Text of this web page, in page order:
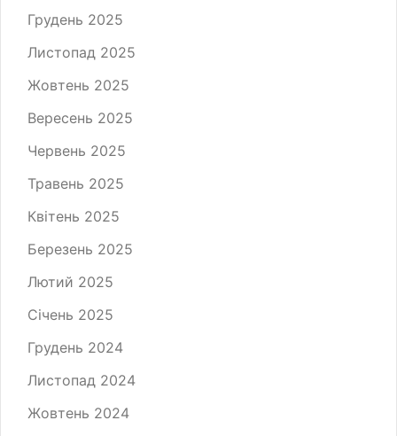
Грудень 2025
Листопад 2025
Жовтень 2025
Вересень 2025
Червень 2025
Травень 2025
Квітень 2025
Березень 2025
Лютий 2025
Січень 2025
Грудень 2024
Листопад 2024
Жовтень 2024